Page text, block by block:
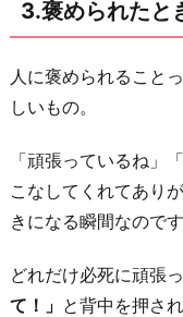
き
失
敗
励
ま
し
て
3.褒められたと
人に褒められること
しいもの。
「頑張っているね」
こなしてくれてあり
きになる瞬間なのです
どれだけ必死に頑張
て！」 と背中を押され